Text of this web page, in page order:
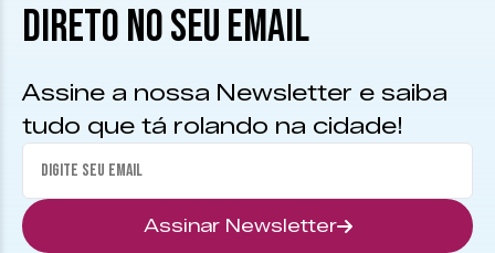
DIRETO NO SEU EMAIL
Assine a nossa Newsletter e saiba
tudo que tá rolando na cidade!
Assinar Newsletter